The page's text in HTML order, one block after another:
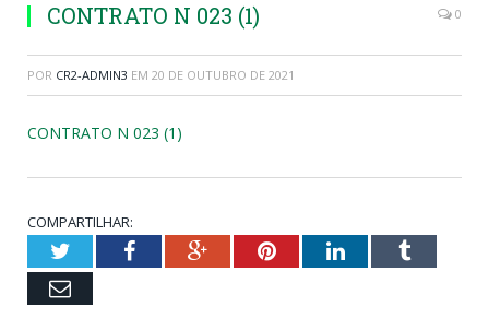
CONTRATO N 023 (1) 0
POR CR2-ADMIN3 EM 20 DE OUTUBRO DE 2021
CONTRATO N 023 (1)
COMPARTILHAR:
TwitterFacebookGoogle+PinterestLinkedInTumblr
Email